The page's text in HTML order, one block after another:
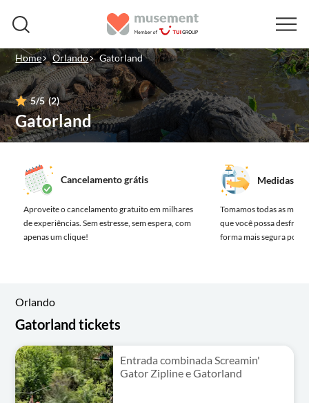
Home Orlando Gatorland
5/5 (2)
Gatorland
Cancelamento grátis
Aproveite o cancelamento gratuito em milhares
de experiências. Sem estresse, sem espera, com
apenas um clique!
Medidas de
Tomamos todas as
que você possa
forma mais segura
Orlando
Gatorland tickets
Entrada combinada Screamin'
Gator Zipline e Gatorland